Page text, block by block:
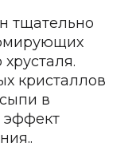
по вашему
тщательно
кристаллов
в
эффект